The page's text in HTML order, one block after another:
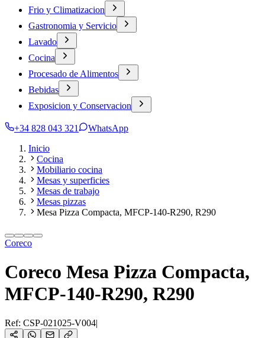
Frio y Climatizacion
Gastronomia y Servicio
Lavado
Cocina
Procesado de Alimentos
Bebidas
Exposicion y Conservacion
+34 828 043 321
WhatsApp
Inicio
Cocina
Mobiliario cocina
Mesas y superficies
Mesas de trabajo
Mesas pizzas
Mesa Pizza Compacta, MFCP-140-R290, R290
Coreco
Coreco Mesa Pizza Compacta,
MFCP-140-R290, R290
Ref: CSP-021025-V004|